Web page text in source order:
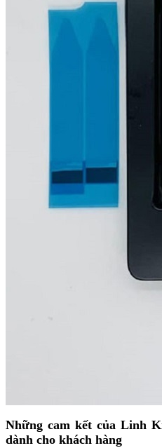
Những cam kết của Linh
dành cho khách hàng